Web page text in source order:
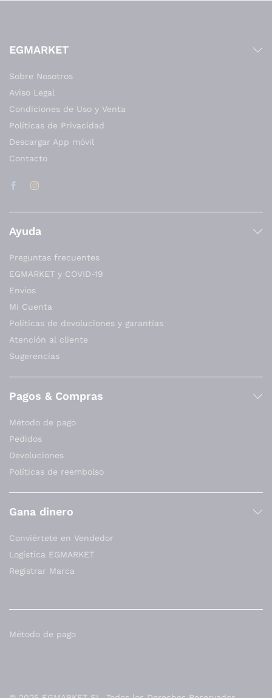
EGMARKET
Sobre Nosotros
Aviso Legal
Condiciones de Uso y Venta
Políticas de Privacidad
Descargar App móvil
Contacto
Ayuda
Preguntas frecuentes
EGMARKET y COVID-19
Envíos
Mi Cuenta
Políticas de devoluciones y garantías
Atención al cliente
Sugerencias
Pagos & Compras
Método de pago
Pedidos
Devoluciones
Políticas de reembolso
Gana dinero
Conviértete en Vendedor
Logística EGMARKET
Registrar Marca
Método de pago